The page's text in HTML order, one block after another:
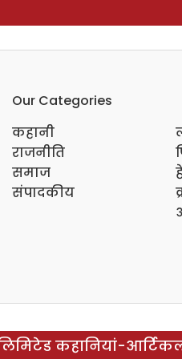
Our Categories
कहानी
राजनीति
समाज
संपादकीय
कहानियां-